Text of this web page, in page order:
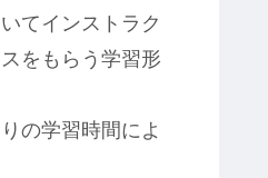
てインストラク
をもらう学習形
の学習時間によ